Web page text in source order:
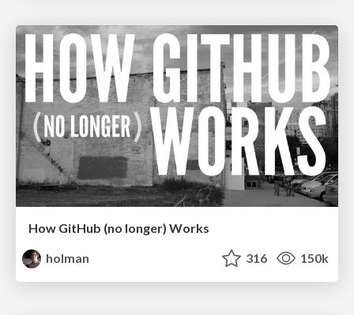
How GitHub (no longer) Works
holman
316 150k